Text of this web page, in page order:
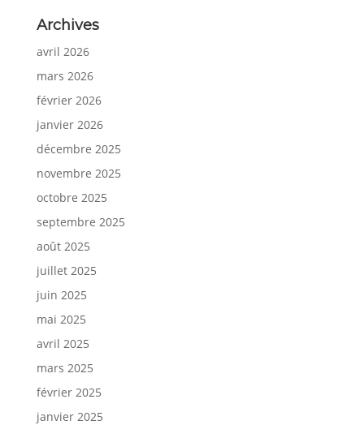
Archives
avril 2026
mars 2026
février 2026
janvier 2026
décembre 2025
novembre 2025
octobre 2025
septembre 2025
août 2025
juillet 2025
juin 2025
mai 2025
avril 2025
mars 2025
février 2025
janvier 2025